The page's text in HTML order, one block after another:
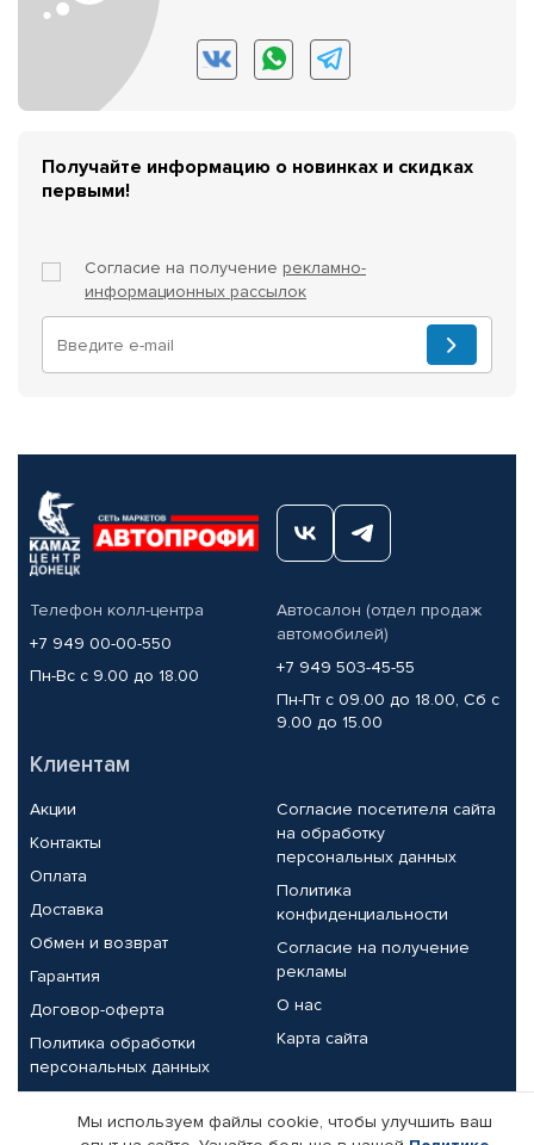
Получайте информацию о новинках и скидках
первыми!
Согласие на получение рекламно-
информационных рассылок
Телефон колл-центра
+7 949 00-00-550
Пн-Вс с 9.00 до 18.00
Автосалон (отдел продаж
автомобилей)
+7 949 503-45-55
Пн-Пт с 09.00 до 18.00, Сб с
9.00 до 15.00
Клиентам
Акции
Контакты
Оплата
Доставка
Обмен и возврат
Гарантия
Договор-оферта
Политика обработки
персональных данных
Согласие посетителя сайта
на обработку
персональных данных
Политика
конфиденциальности
Согласие на получение
рекламы
О нас
Карта сайта
Партнерам
Мы используем файлы cookie, чтобы улучшить ваш